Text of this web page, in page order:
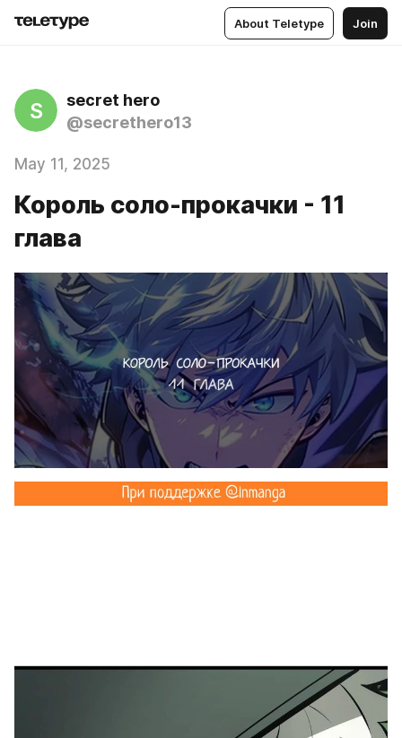
About Teletype Join
S
secret hero
@secrethero13
May 11, 2025
Король соло-прокачки - 11
глава